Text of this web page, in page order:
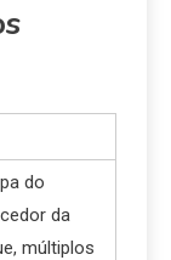
do
da
múltiplos